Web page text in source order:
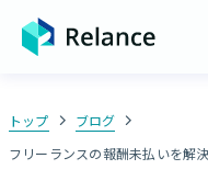
トップ
ブログ
フリーランスの報酬未払いを解